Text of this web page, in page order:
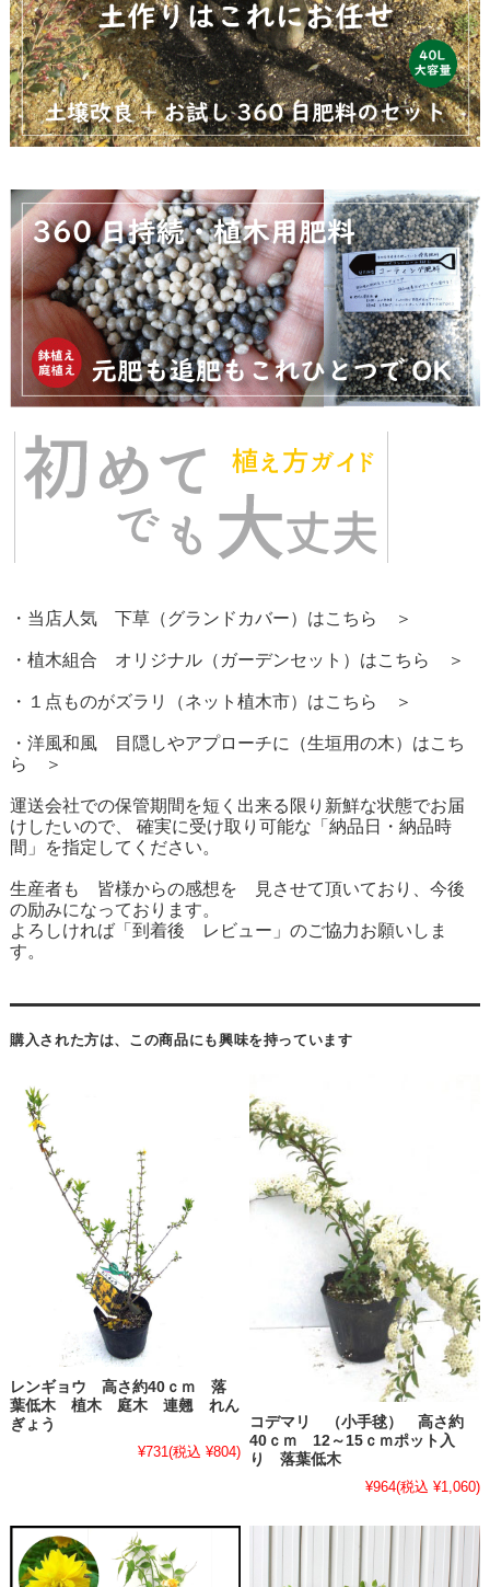
・当店人気 下草（グランドカバー）はこちら ＞
・植木組合 オリジナル（ガーデンセット）はこちら ＞
・１点ものがズラリ（ネット植木市）はこちら ＞
・洋風和風 目隠しやアプローチに（生垣用の木）はこち
ら ＞
運送会社での保管期間を短く出来る限り新鮮な状態でお届
けしたいので、 確実に受け取り可能な「納品日・納品時
間」を指定してください。
生産者も 皆様からの感想を 見させて頂いており、今後
の励みになっております。
よろしければ「到着後 レビュー」のご協力お願いしま
す。
購入された方は、この商品にも興味を持っています
レンギョウ 高さ約40ｃｍ 落
葉低木 植木 庭木 連翹 れん
ぎょう
¥731 (税込 ¥804)
コデマリ （小手毬） 高さ約
40ｃｍ 12～15ｃｍポット入
り 落葉低木
¥964(税込 ¥1,060)